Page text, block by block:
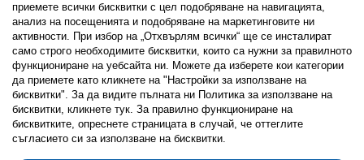
Последвайте ни:
FacebookTwitterYoutubePinterestInstagram
Политика за използване на бисквитки (Cookies)
приемете всички бисквитки с цел подобряване на навигацията,
анализ на посещенията и подобряване на маркетинговите ни
активности. При избор на „Отхвърлям всички“ ще се инсталират
само строго необходимитe бисквитки, които са нужни за правилното
функциониране на уебсайта ни. Можете да изберете кои категории
да приемете като кликнете на "Настройки за използване на
бисквитки". За да видите пълната ни Политика за използване на
бисквитки, кликнете тук. За правилно функциониране на
бисквитките, опреснете страницата в случай, че оттеглите
съгласието си за използване на бисквитки.